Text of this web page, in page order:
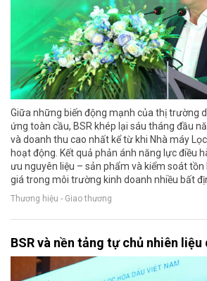
Giữa những biến động mạnh của thị trường
ứng toàn cầu, BSR khép lại sáu tháng đầu
và doanh thu cao nhất kể từ khi Nhà máy
hoạt động. Kết quả phản ánh năng lực điều
ưu nguyên liệu – sản phẩm và kiểm soát tồn
giá trong môi trường kinh doanh nhiều bất
Thương hiệu - Giao thương
BSR và nền tảng tự chủ nhiên liệu